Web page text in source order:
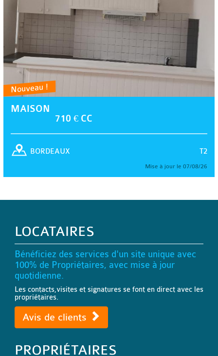
Nouveau !
MAISON
710 € CC
T2
BORDEAUX
Mise à jour le 07/08/26
LOCATAIRES
Bénéficiez des services d'un site unique avec
100% de Propriétaires, avec mise à jour
quotidienne.
Les contacts,visites et signatures se font en direct avec les
propriétaires.
Avis de clients
PROPRIÉTAIRES